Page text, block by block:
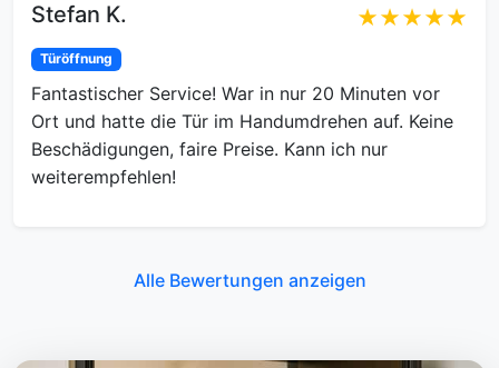
Stefan K. ★★★★★
Türöffnung
Fantastischer Service! War in nur 20 Minuten vor
Ort und hatte die Tür im Handumdrehen auf. Keine
Beschädigungen, faire Preise. Kann ich nur
weiterempfehlen!
Alle Bewertungen anzeigen